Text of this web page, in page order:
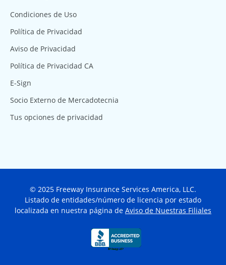
Condiciones de Uso
Política de Privacidad
Aviso de Privacidad
Política de Privacidad CA
E-Sign
Socio Externo de Mercadotecnia
Tus opciones de privacidad
© 2025 Freeway Insurance Services America, LLC.
Listado de entidades/número de licencia por estado
localizada en nuestra página de Aviso de Nuestras Filiales